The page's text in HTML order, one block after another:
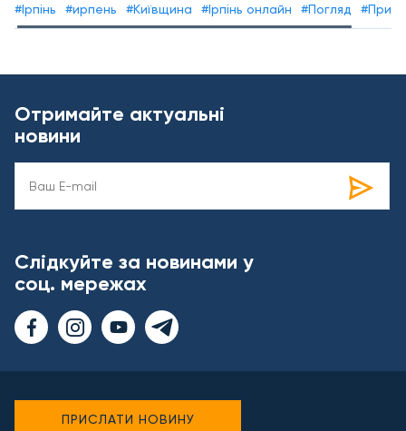
#Ірпінь #ирпень #Київщина #Ірпінь онлайн #Погляд
Отримайте актуальні
новини
Слідкуйте за новинами у
соц. мережах
ПРИСЛАТИ НОВИНУ